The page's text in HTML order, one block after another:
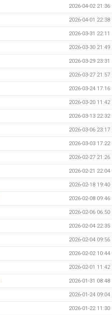
2026-04-02 21:36
2026-04-01 22:38
2026-03-31 22:11
2026-03-30 21:49
2026-03-29 23:31
2026-03-27 21:57
2026-03-24 17:16
2026-03-20 11:42
2026-03-13 22:32
2026-03-06 23:17
2026-03-03 17:22
2026-02-27 21:26
2026-02-21 22:04
2026-02-18 19:40
2026-02-08 09:46
2026-02-06 06:50
2026-02-04 22:35
2026-02-04 09:56
2026-02-02 10:44
2026-02-01 11:42
2026-01-31 08:48
2026-01-24 09:04
2026-01-22 11:30